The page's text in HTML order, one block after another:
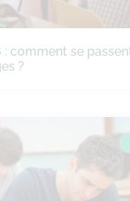
: comment se
?